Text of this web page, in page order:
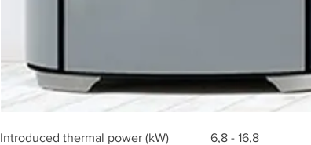
Introduced thermal power (kW)
6,8 - 16,8